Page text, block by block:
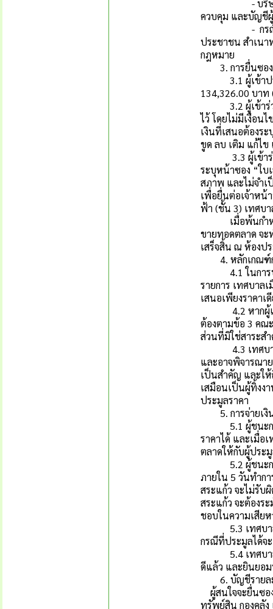
- บริษัท ให้ยื่น
ควบคุม และบัญชี
- กรณีที่มอบอ
ประชาชน สำเน
กฎหมาย
3. การยื่นซอง
3.1 ผู้เข้าประมู
134,326.00 บา
3.2 ผู้เข้าร่วมป
ไว้ โดยไม่มีเงื่อน
เงินที่เสนอต้องร
ขูด ลบ เติม แก้ไข
3.3 ผู้เข้าร่วมป
ระบุหน้าซอง “ใบ
สภาพ และไม่จำเ
เพื่อยื่นต่อเจ้าหน้
ฟ้า (ชั้น 3) เทศบา
เมื่อพ้นกำหนดเ
ขายทอดตลาด จะ
เสร็จสิ้น ณ ห้องป
4. หลักเกณฑ์
4.1 ในการปร
รายการ เทศบาล
เสนอเพียงราคาเ
4.2 หากผู้เสน
ต้องตามข้อ 3 คณ
ส่วนที่มิใช่สาระส
4.3 เทศบาลเมื
และอาจพิจารณา
เป็นสำคัญ และให้
เสมือนเป็นผู้ทิ้งง
ประมูลราคา
5. การจ่ายเงิ
5.1 ผู้ชนะการ
ราคาได้ และเมื่อ
ตลาดให้กับผู้ประ
5.2 ผู้ชนะการ
ภายใน 5 วันทำก
สระแก้ว จะไม่รับ
สระแก้ว จะต้องร
ชอบในความเสีย
5.3 เทศบาลเ
กรณีที่ประมูลได้จ
5.4 เทศบาลเมื
ดีแล้ว และยินยอม
6. บัญชีรายละ
ผู้สนใจจะยื่นซอ
ทรัพย์สิน กองคลัง